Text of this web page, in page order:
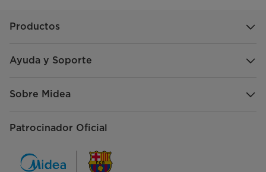
Productos
Ayuda y Soporte
Sobre Midea
Patrocinador Oficial